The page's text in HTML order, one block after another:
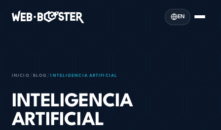
EN
INICIO / BLOG / INTELIGENCIA ARTIFICIAL
INTELIGENCIA
ARTIFICIAL